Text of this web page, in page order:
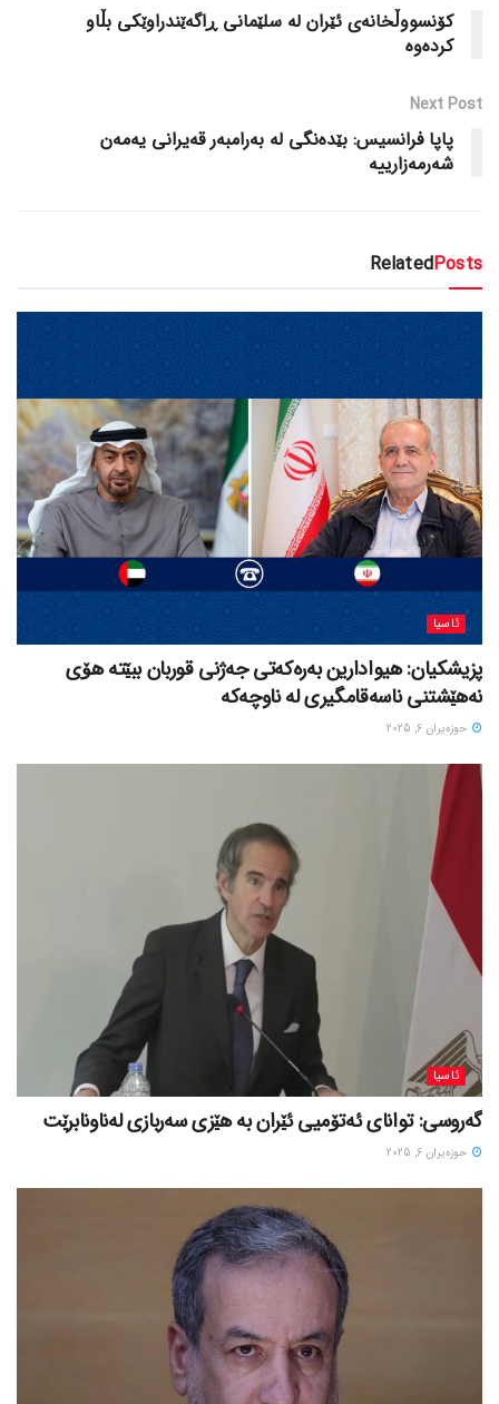
کۆنسووڵخانەی ئێران لە سلێمانی ڕاگەێندراوێکی بڵاو
کردەوە
Next Post
پاپا فرانسیس: بێدەنگی لە بەرامبەر قەیرانی یەمەن
شەرمەزارییە
RelatedPosts
ئاسیا
پزیشکیان: هیوادارین بەرەکەتی جەژنی قوربان ببێتە هۆی
نەهێشتنی ناسەقامگیری لە ناوچەکە
حوزه‌یران 6, 2025
ئاسیا
گەروسی: توانای ئەتۆمیی ئێران بە هێزی سەربازی لەناونابرێت
حوزه‌یران 6, 2025